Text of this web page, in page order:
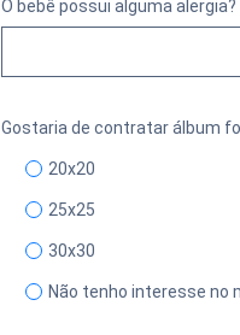
O bebê possui alguma
Gostaria de contratar álbum
20x20
25x25
30x30
Não tenho interesse no